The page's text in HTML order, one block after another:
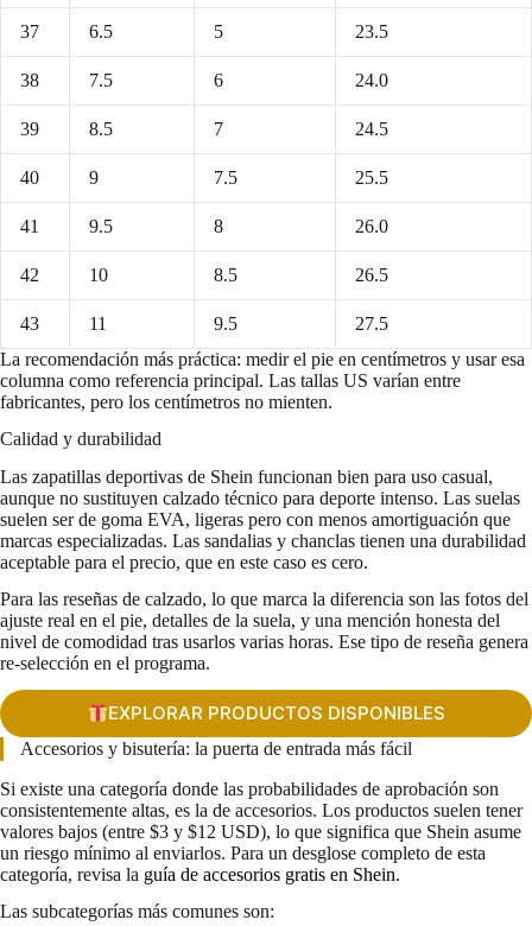
37 6.5 5 23.5
38 7.5 6 24.0
39 8.5 7 24.5
40 9 7.5 25.5
41 9.5 8 26.0
42 10 8.5 26.5
43 11 9.5
27.5
La recomendación más práctica: medir el pie en centímetros y usar esa
columna como referencia principal. Las tallas US varían entre
fabricantes, pero los centímetros no mienten.
Calidad y durabilidad
Las zapatillas deportivas de Shein funcionan bien para uso casual,
aunque no sustituyen calzado técnico para deporte intenso. Las suelas
suelen ser de goma EVA, ligeras pero con menos amortiguación que
marcas especializadas. Las sandalias y chanclas tienen una durabilidad
aceptable para el precio, que en este caso es cero.
Para las reseñas de calzado, lo que marca la diferencia son las fotos del
ajuste real en el pie, detalles de la suela, y una mención honesta del
nivel de comodidad tras usarlos varias horas. Ese tipo de reseña genera
re-selección en el programa.
EXPLORAR PRODUCTOS DISPONIBLES
Accesorios y bisutería: la puerta de entrada más fácil
Si existe una categoría donde las probabilidades de aprobación son
consistentemente altas, es la de accesorios. Los productos suelen tener
valores bajos (entre $3 y $12 USD), lo que significa que Shein asume
un riesgo mínimo al enviarlos. Para un desglose completo de esta
categoría, revisa la guía de accesorios gratis en Shein.
Las subcategorías más comunes son: